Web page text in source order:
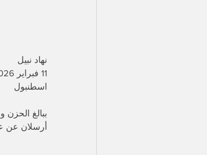
نهاد نبيل
11 فبراير 2026
اسطنبول
ببالغ الحزن
أرسلان عن عمر يناهز 45 عامًا، إثر نوبة قلبية مفاجئة